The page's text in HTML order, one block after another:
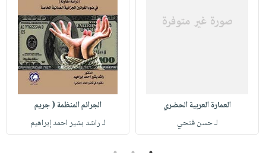
حقائب
أطفال
مناسبات
عن
أسئلة
حسابك
العمارة العربية الحضري
لـ حسن فتحي
الجرائم المنظمة ( جريم
لـ راشد بشير احمد إبراهيم